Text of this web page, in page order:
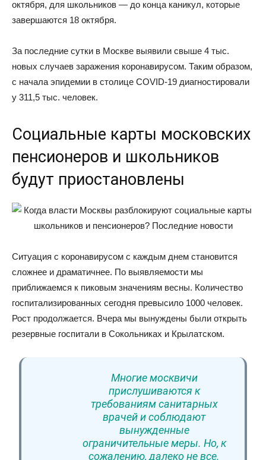
октября, для школьников — до конца каникул, которые
завершаются 18 октября.
За последние сутки в Москве выявили свыше 4 тыс.
новых случаев заражения коронавирусом. Таким образом,
с начала эпидемии в столице COVID-19 диагностировали
у 311,5 тыс. человек.
Социальные карты московских
пенсионеров и школьников
будут приостановлены
Ситуация с коронавирусом с каждым днем становится
сложнее и драматичнее. По выявляемости мы
приближаемся к пиковым значениям весны. Количество
госпитализированных сегодня превысило 1000 человек.
Рост продолжается. Вчера мы вынуждены были открыть
резервные госпитали в Сокольниках и Крылатском.
Многие москвичи
прислушиваются к
требованиям санитарных
врачей и соблюдают
вынужденные
ограничительные меры. Но, к
сожалению, далеко не все.